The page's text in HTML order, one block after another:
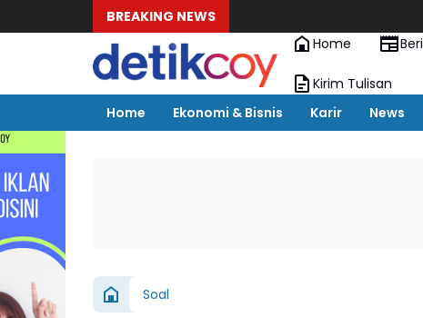
BREAKING NEWS
Home
Kirim Tulisan
Home
Ekonomi & Bisnis Karir News
Soal